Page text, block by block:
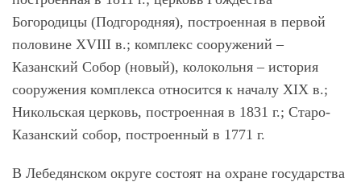
Богородицы (Подгородняя), построенная в первой
половине XVIII в.; комплекс сооружений –
Казанский Собор (новый), колокольня – история
сооружения комплекса относится к началу XIX в.;
Никольская церковь, построенная в 1831 г.; Старо-
Казанский собор, построенный в 1771 г.
В Лебедянском округе состоят на охране государства